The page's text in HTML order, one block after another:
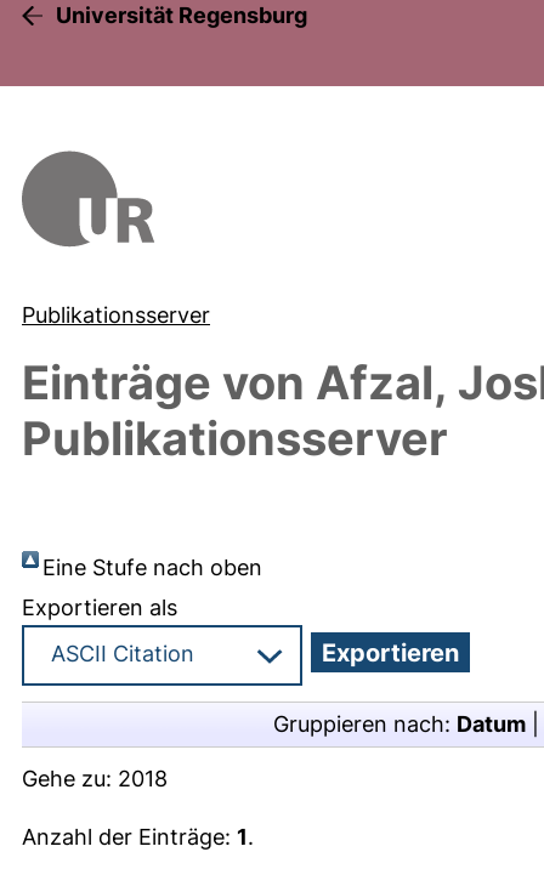
Universität Regensburg
Publikationsserver
Einträge von Afzal,
Publikationsserver
Eine Stufe nach oben
Exportieren als
Gruppieren nach: Datum
Gehe zu: 2018
Anzahl der Einträge: 1.